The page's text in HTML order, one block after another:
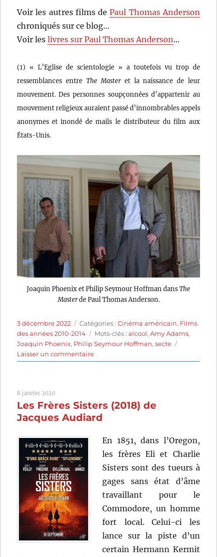
Voir les autres films dePaul Thomas Anderson
chroniqués sur ce blog…
Voir leslivres sur Paul Thomas Anderson…
(1) « L’Eglise de scientologie » a toutefois vu trop de
ressemblances entre The Masteret la naissance de leur
mouvement. Des personnes soupçonnées d’appartenir au
mouvement religieux auraient passé d’innombrables appels
anonymes et inondé de mails le distributeur du film aux
États-Unis.
Joaquin Phoenix et Philip Seymour Hoffman dansThe
Masterde Paul Thomas Anderson.
Publié
le
3 décembre 2022 Catégories
Catégories :Cinéma américain, Films
des années 2010-2014
Étiquettes
Mots-clés :alcool,Amy Adams,
Joaquin Phoenix, Philip Seymour Hoffman,secte
Laisser un commentairesur
The
Paul
Thomas
8 janvier 2020
Les Frères Sisters (2018) de
Jacques Audiard
En 1851, dans l’Oregon,
les frères Eli et Charlie
Sisters sont des tueurs à
gages sans état d’âme
travaillant pour le
Commodore, un homme
fort local. Celui-ci les
lance sur la piste d’un
certain Hermann Kermit